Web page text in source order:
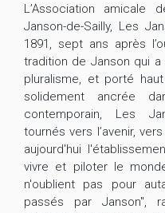
L’Association amicale
Janson-de-Sailly, Les
1891, sept ans après
tradition de Janson qui a
pluralisme, et porté
solidement ancrée
contemporain, Les
tournés vers l’avenir,
aujourd'hui
vivre et piloter le
n'oublient pas pour
passés par Janson",